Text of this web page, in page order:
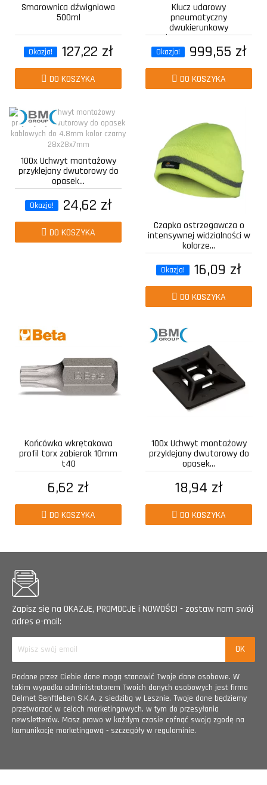
Smarownica dźwigniowa
500ml
Okazja! 127,22 zł
DO KOSZYKA
Klucz udarowy
pneumatyczny
dwukierunkowy
kompozytowy z...
Okazja! 999,55 zł
DO KOSZYKA
100x Uchwyt montażowy
przyklejany dwutorowy do
opasek...
Okazja! 24,62 zł
DO KOSZYKA
Czapka ostrzegawcza o
intensywnej widzialności w
kolorze...
Okazja! 16,09 zł
DO KOSZYKA
Końcówka wkrętakowa
profil torx zabierak 10mm
t40
6,62 zł
DO KOSZYKA
100x Uchwyt montażowy
przyklejany dwutorowy do
opasek...
18,94 zł
DO KOSZYKA
Zapisz się na OKAZJE, PROMOCJE i NOWOŚCI - zostaw nam swój
adres e-mail:
Podane przez Ciebie dane mogą stanowić Twoje dane osobowe. W
takim wypadku administratorem Twoich danych osobowych jest firma
Delmet Senftleben S.K.A. z siedzibą w Lesznie. Twoje dane będziemy
przetwarzać w celach marketingowych, w tym do przesyłania
newsletterów. Masz prawo w każdym czasie cofnąć swoją zgodę na
komunikację marketingową - szczegóły w regulaminie.